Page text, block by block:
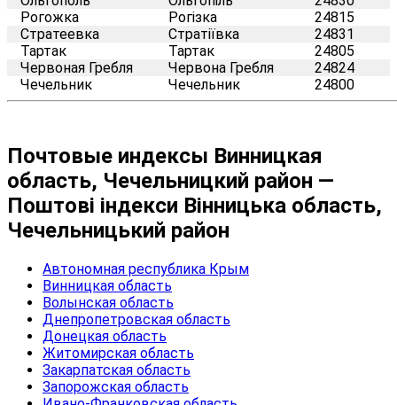
Рогожка
Рогізка
24815
Стратеевка
Стратіївка
24831
Тартак
Тартак
24805
Червоная Гребля
Червона Гребля
24824
Чечельник
Чечельник 24800
Почтовые индексы Винницкая
область, Чечельницкий район —
Поштові індекси Вінницька область,
Чечельницький район
Автономная республика Крым
Винницкая область
Волынская область
Днепропетровская область
Донецкая область
Житомирская область
Закарпатская область
Запорожская область